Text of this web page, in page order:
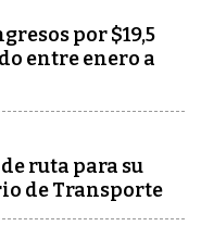
por $19,5
entre enero a
ruta para su
de Transporte